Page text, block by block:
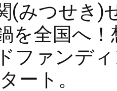
みつせき)
を全国へ！
ファンディ
ート。